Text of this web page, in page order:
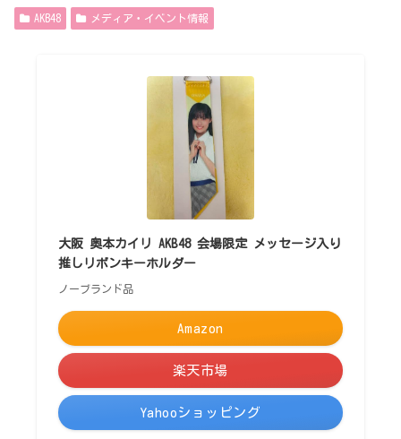
AKB48 メディア・イベント情報
大阪 奥本カイリ AKB48 会場限定 メッセージ入り
推しリボンキーホルダー
ノーブランド品
Amazon
楽天市場
Yahooショッピング